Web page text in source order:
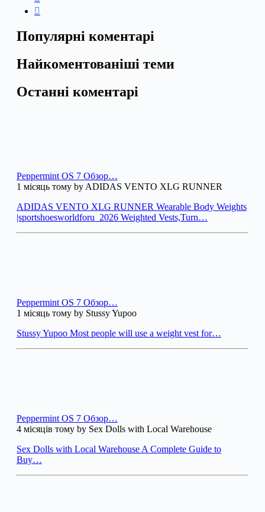
Популярні коментарі
Найкоментованіші теми
Останні коментарі
Peppermint OS 7 Обзор…
1 місяць тому by ADIDAS VENTO XLG RUNNER
ADIDAS VENTO XLG RUNNER Wearable Body Weights
|sportshoesworldforu_2026 Weighted Vests,Turn…
Peppermint OS 7 Обзор…
1 місяць тому by Stussy Yupoo
Stussy Yupoo Most people will use a weight vest for…
Peppermint OS 7 Обзор…
4 місяців тому by Sex Dolls with Local Warehouse
Sex Dolls with Local Warehouse A Complete Guide to
Buy…